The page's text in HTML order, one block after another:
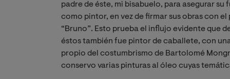
padre de éste, mi bisabuelo, para asegurar
como pintor, en vez de firmar sus obras con
“Bruno”. Esto prueba el influjo evidente que
éstos también fue pintor de caballete, con
propio del costumbrismo de Bartolomé
conservo varias pinturas al óleo cuyas